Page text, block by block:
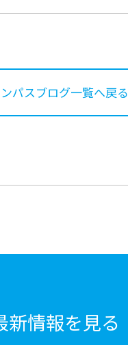
パスブログ一覧へ戻る
新情報を見る